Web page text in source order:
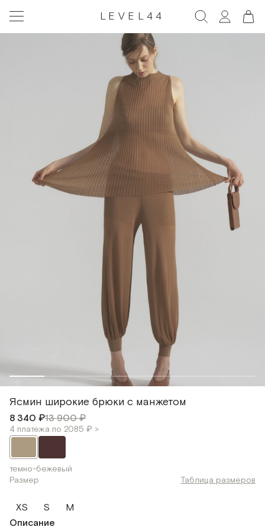
LEVEL44
Ясмин широкие брюки с манжетом
8 340 ₽13 900 ₽
4 платежа по 2085 ₽ >
темно-бежевый
Размер
Таблица размеров
XS S
M
Описание